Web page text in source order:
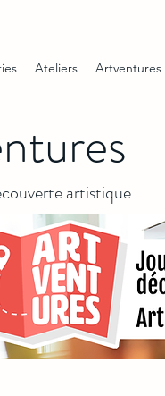
Ateliers Artventures
artistique